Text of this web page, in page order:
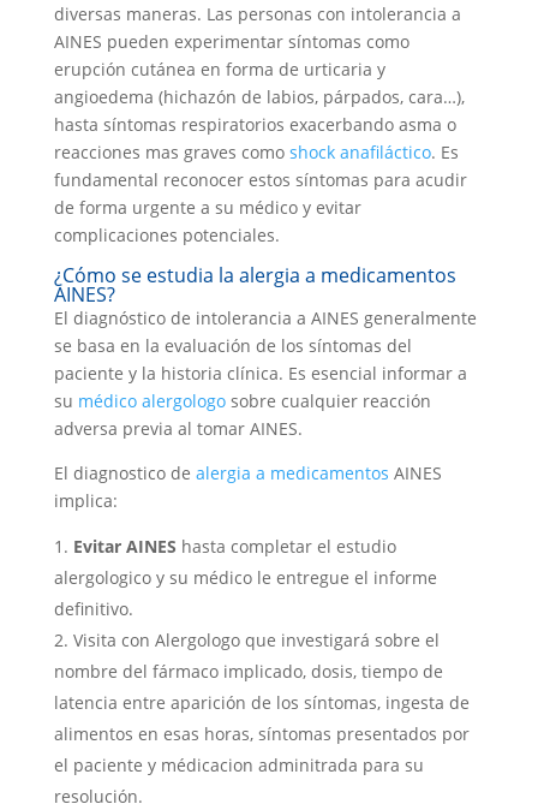
diversas maneras. Las personas con intolerancia a
AINES pueden experimentar síntomas como
erupción cutánea en forma de urticaria y
angioedema (hichazón de labios, párpados, cara…),
hasta síntomas respiratorios exacerbando asma o
reacciones mas graves comoshock anafiláctico. Es
fundamental reconocer estos síntomas para acudir
de forma urgente a su médico y evitar
complicaciones potenciales.
¿Cómo se estudia la alergia a medicamentos
AINES?
El diagnóstico de intolerancia a AINES generalmente
se basa en la evaluación de los síntomas del
paciente y la historia clínica. Es esencial informar a
su médico alergologosobre cualquier reacción
adversa previa al tomar AINES.
El diagnostico de alergia a medicamentos AINES
implica:
Evitar AINES hasta completar el estudio
alergologico y su médico le entregue el informe
definitivo.
Visita con Alergologo que investigará sobre el
nombre del fármaco implicado, dosis, tiempo de
latencia entre aparición de los síntomas, ingesta de
alimentos en esas horas, síntomas presentados por
el paciente y médicacion adminitrada para su
resolución.